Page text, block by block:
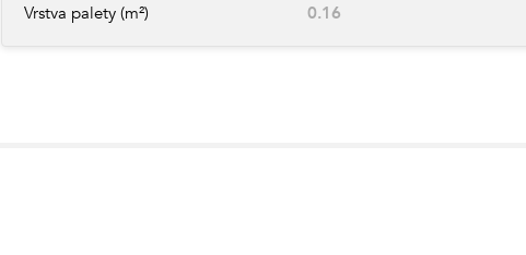
Vrstva palety (m²)
0.16